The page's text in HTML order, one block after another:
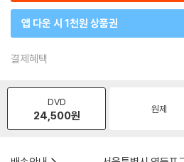
앱 다운 시 1천원 상품권
결제혜택
DVD
24,500원 원제